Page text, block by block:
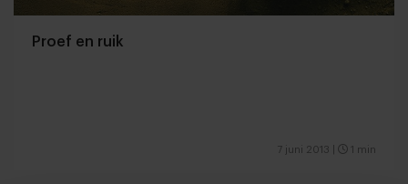
Proef en ruik
7 juni 2013 1 min